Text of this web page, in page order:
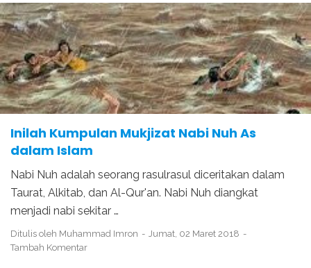
KUMPULAN MUKJIZAT NABI NUH
KUMPULAN MUKJIZAT NABI SHALEH MUKJIZAT NABI HUD
MUKJIZAT NABI NUH MUKJIZAT NABI SULAIMAN
Inilah Kumpulan Mukjizat Nabi Nuh As
dalam Islam
Nabi Nuh adalah seorang rasulrasul diceritakan dalam
Taurat, Alkitab, dan Al-Qur'an. Nabi Nuh diangkat
menjadi nabi sekitar …
Ditulis oleh Muhammad Imron
Jumat, 02 Maret 2018
Tambah Komentar